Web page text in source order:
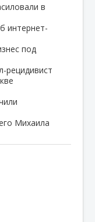
в
интернет-
под
рецидивист
Михаила